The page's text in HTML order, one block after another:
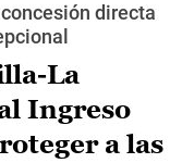
directa
La
Ingreso
a las